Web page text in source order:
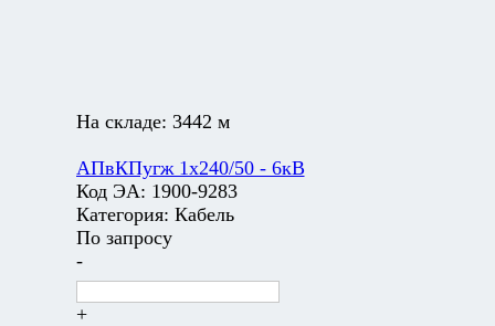
На складе: 3442 м
АПвКПугж 1х240/50 - 6кВ
Код ЭА: 1900-9283
Категория: Кабель
По запросу
-
+